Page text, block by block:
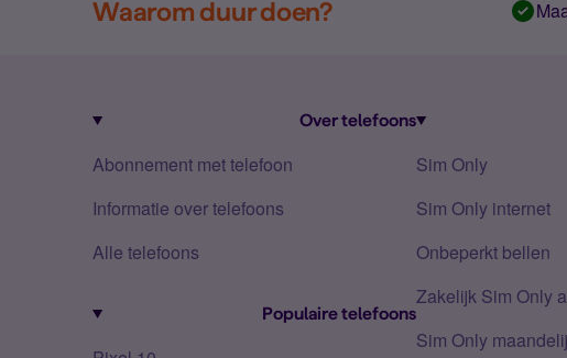
Waarom duur doen?
Over telefoons
Abonnement met telefoon
Informatie over telefoons
Alle telefoons
Populaire telefoons
Sim Only
Sim Only internet
Onbeperkt bellen
Zakelijk Sim Only
Sim Only